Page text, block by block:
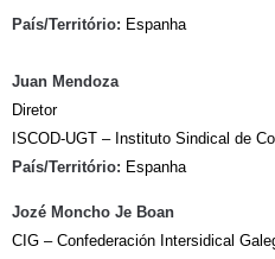
País/Território: Espanha
Juan Mendoza
Diretor
ISCOD-UGT – Instituto Sindical de
País/Território: Espanha
Jozé Moncho Je Boan
CIG – Confederación Intersidical